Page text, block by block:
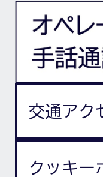
交通アク
クッキー